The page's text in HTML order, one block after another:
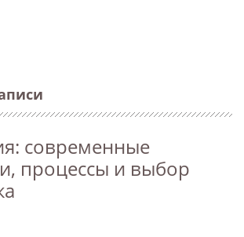
современные
процессы и выбор